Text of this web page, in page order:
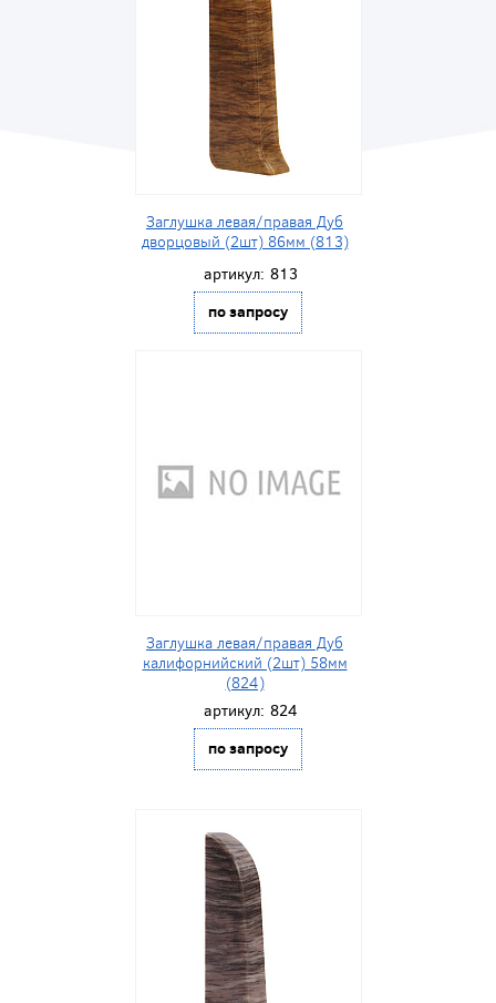
Заглушка левая/правая Дуб
дворцовый (2шт) 86мм (813)
артикул: 813
по запросу
Заглушка левая/правая Дуб
калифорнийский (2шт) 58мм
(824)
артикул: 824
по запросу